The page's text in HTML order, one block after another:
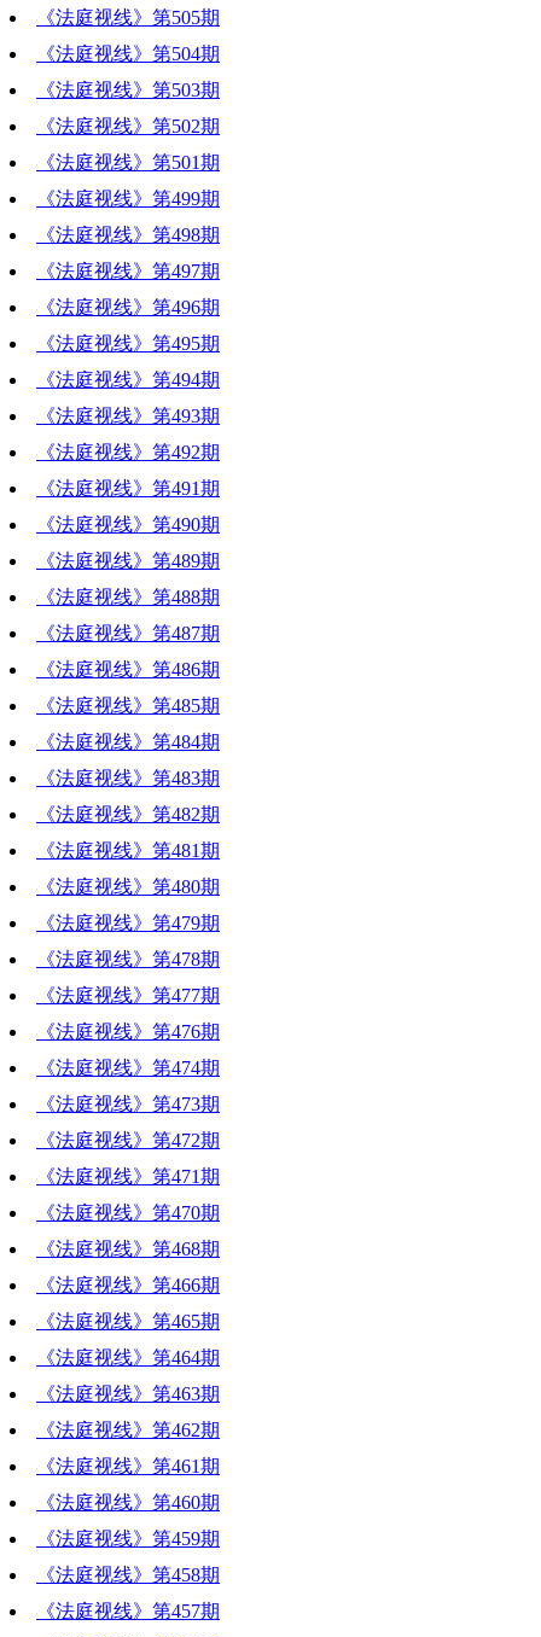
《法庭视线》第505期
《法庭视线》第504期
《法庭视线》第503期
《法庭视线》第502期
《法庭视线》第501期
《法庭视线》第499期
《法庭视线》第498期
《法庭视线》第497期
《法庭视线》第496期
《法庭视线》第495期
《法庭视线》第494期
《法庭视线》第493期
《法庭视线》第492期
《法庭视线》第491期
《法庭视线》第490期
《法庭视线》第489期
《法庭视线》第488期
《法庭视线》第487期
《法庭视线》第486期
《法庭视线》第485期
《法庭视线》第484期
《法庭视线》第483期
《法庭视线》第482期
《法庭视线》第481期
《法庭视线》第480期
《法庭视线》第479期
《法庭视线》第478期
《法庭视线》第477期
《法庭视线》第476期
《法庭视线》第474期
《法庭视线》第473期
《法庭视线》第472期
《法庭视线》第471期
《法庭视线》第470期
《法庭视线》第468期
《法庭视线》第466期
《法庭视线》第465期
《法庭视线》第464期
《法庭视线》第463期
《法庭视线》第462期
《法庭视线》第461期
《法庭视线》第460期
《法庭视线》第459期
《法庭视线》第458期
《法庭视线》第457期